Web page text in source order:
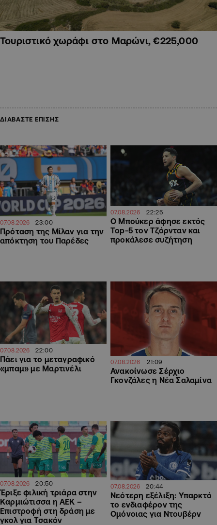
Τουριστικό χωράφι στο Μαρώνι, €225,000
ΔΙΑΒΑΣΤΕ ΕΠΙΣΗΣ
07.08.2026 23:00
Πρόταση της Μίλαν για την
απόκτηση του Παρέδες
07.08.2026 22:25
Ο Μπούκερ άφησε εκτός
Top-5 τον Τζόρνταν και
προκάλεσε συζήτηση
07.08.2026 22:00
Πάει για το μεταγραφικό
«μπαμ» με Μαρτινέλι
07.08.2026 21:09
Ανακοίνωσε Σέρχιο
Γκονζάλες η Νέα Σαλαμίνα
07.08.2026 20:50
Έριξε φιλική τριάρα στην
Καρμιώτισσα η ΑΕΚ –
Επιστροφή στη δράση με
γκολ για Τσακόν
07.08.2026 20:44
Νεότερη εξέλιξη: Υπαρκτό
το ενδιαφέρον της
Ομόνοιας για Ντουβέρν